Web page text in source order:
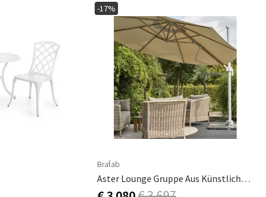
-17%
Brafab
Aster Lounge Gruppe Aus Künstlichem Rattan